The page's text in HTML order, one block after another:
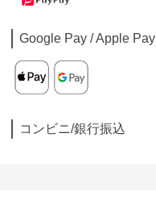
Google Pay / Apple Pay
コンビニ/銀行振込